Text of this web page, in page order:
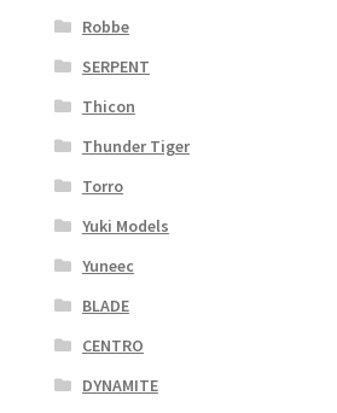
Robbe
SERPENT
Thicon
Thunder Tiger
Torro
Yuki Models
Yuneec
BLADE
CENTRO
DYNAMITE